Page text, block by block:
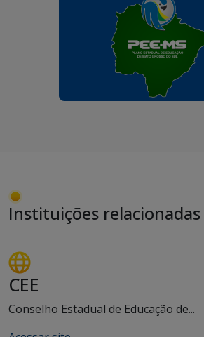
Instituições relacionadas
CEE
Conselho Estadual de Educação de...